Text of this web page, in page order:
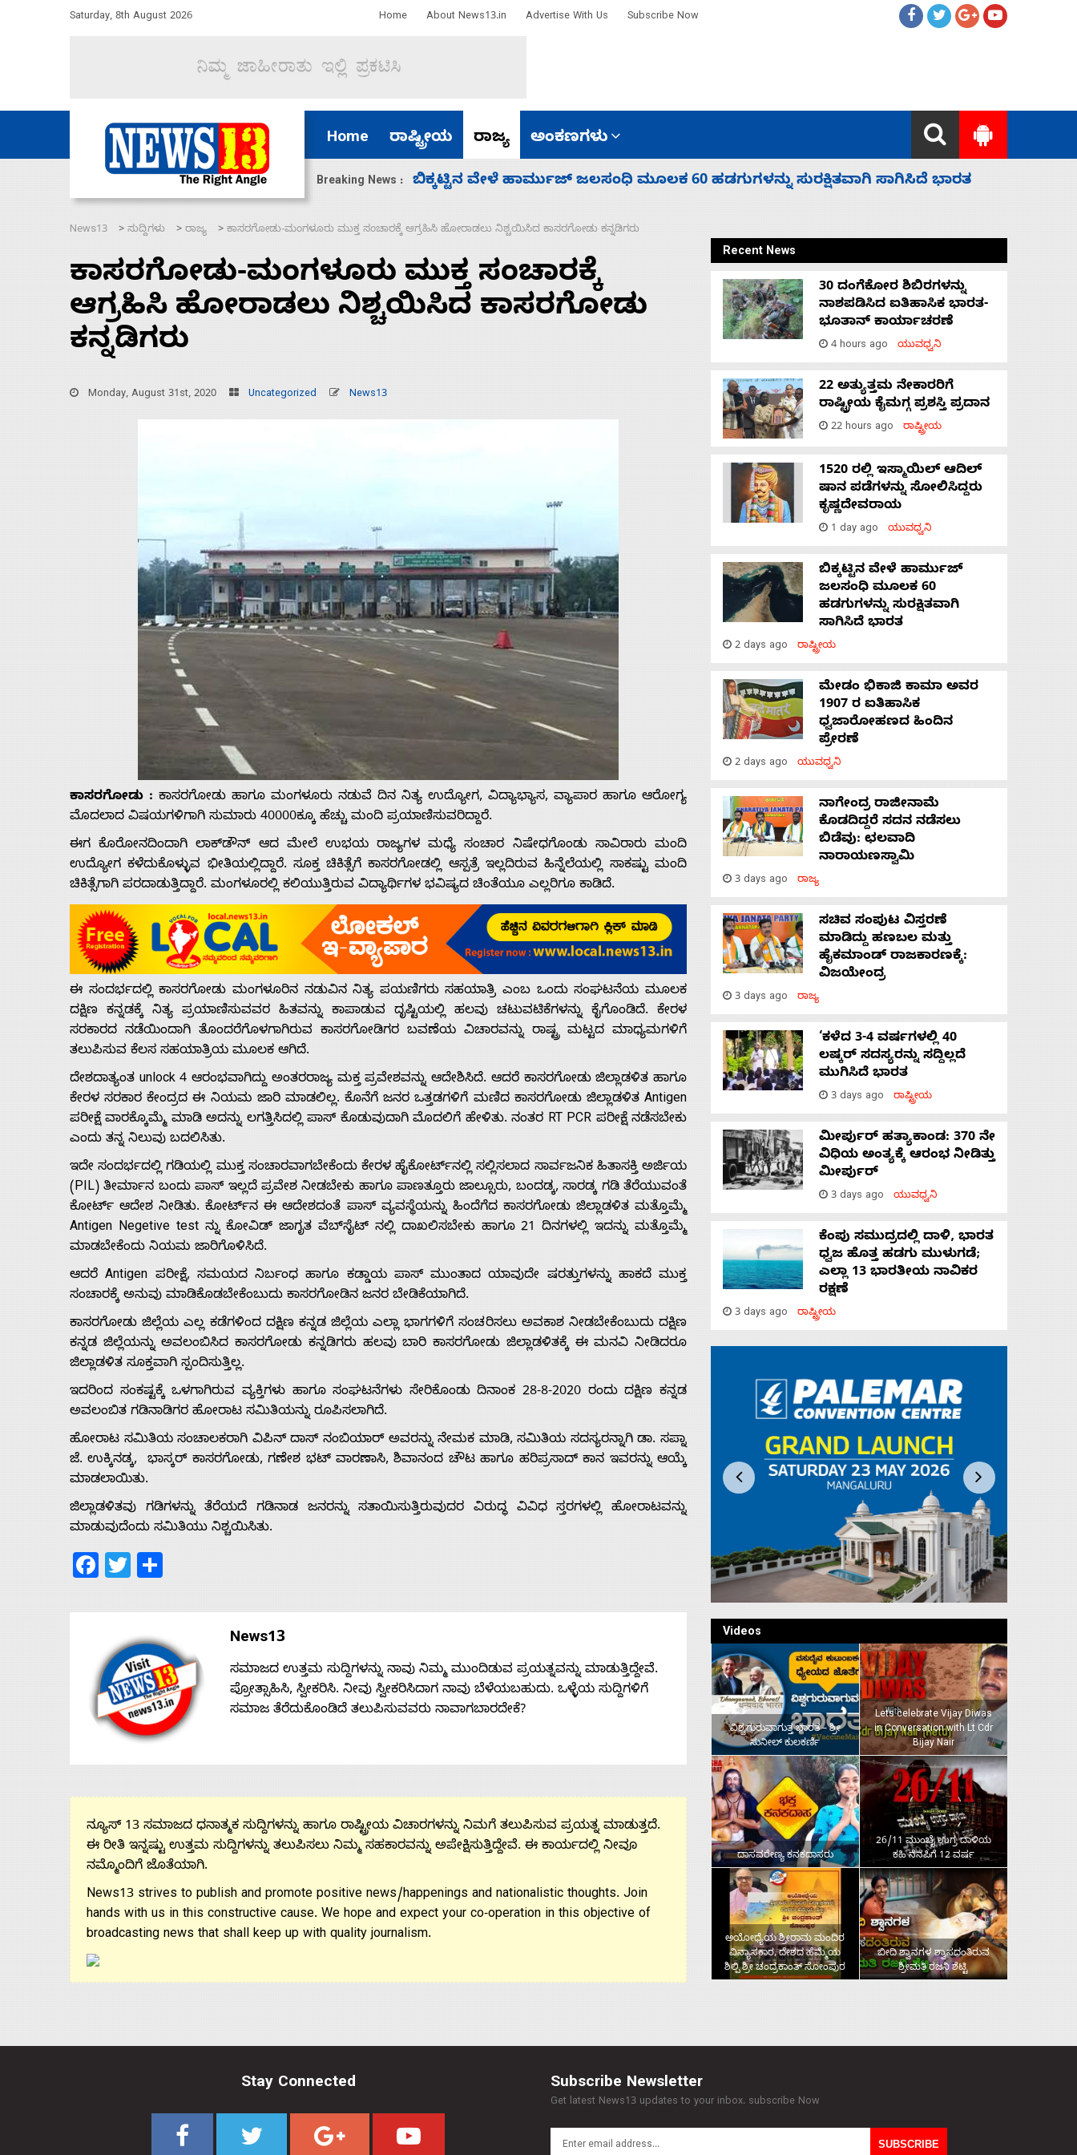
Saturday, 8th August 2026 Home About News13.in Advertise With Us Subscribe Now
Home ರಾಷ್ಟ್ರೀಯ ರಾಜ್ಯ ಅಂಕಣಗಳು
Breaking News :
ಮೂಲಕ 60 ಹಡಗುಗಳನ್ನು ಸುರಕ್ಷಿತವಾಗಿ ಸಾಗಿಸಿದೆ ಭಾರತ ನಾಗೇಂದ್ರ ರಾಜೀನಾಮೆ ಕೊಡದಿದ್ದರೆ ಸದನ ನಡೆಸಲು ಬಿಡೆವು: ಛಲವಾದಿ ನಾರಾಯಣಸ್ವಾಮಿ
Advertise
Contact
News13 > ಸುದ್ದಿಗಳು > ರಾಜ್ಯ > ಕಾಸರಗೋಡು-ಮಂಗಳೂರು ಮುಕ್ತ ಸಂಚಾರಕ್ಕೆ ಆಗ್ರಹಿಸಿ ಹೋರಾಡಲು ನಿಶ್ಚಯಿಸಿದ ಕಾಸರಗೋಡು ಕನ್ನಡಿಗರು
ಕಾಸರಗೋಡು-ಮಂಗಳೂರು ಮುಕ್ತ ಸಂಚಾರಕ್ಕೆ
ಆಗ್ರಹಿಸಿ ಹೋರಾಡಲು ನಿಶ್ಚಯಿಸಿದ ಕಾಸರಗೋಡು
ಕನ್ನಡಿಗರು
Monday, August 31st, 2020 Uncategorized News13
ಕಾಸರಗೋಡು : ಕಾಸರಗೋಡು ಹಾಗೂ ಮಂಗಳೂರು ನಡುವೆ ದಿನ ನಿತ್ಯ ಉದ್ಯೋಗ, ವಿದ್ಯಾಭ್ಯಾಸ, ವ್ಯಾಪಾರ ಹಾಗೂ ಆರೋಗ್ಯ
ಮೊದಲಾದ ವಿಷಯಗಳಿಗಾಗಿ ಸುಮಾರು 40000ಕ್ಕೂ ಹೆಚ್ಚು ಮಂದಿ ಪ್ರಯಾಣಿಸುವರಿದ್ದಾರೆ.
ಈಗ ಕೊರೋನದಿಂದಾಗಿ ಲಾಕ್­ಡೌನ್ ಆದ ಮೇಲೆ ಉಭಯ ರಾಜ್ಯಗಳ ಮಧ್ಯೆ ಸಂಚಾರ ನಿಷೇಧಗೊಂಡು ಸಾವಿರಾರು ಮಂದಿ
ಉದ್ಯೋಗ ಕಳೆದುಕೊಳ್ಳುವ ಭೀತಿಯಲ್ಲಿದ್ದಾರೆ. ಸೂಕ್ತ ಚಿಕಿತ್ಸೆಗೆ ಕಾಸರಗೋಡಲ್ಲಿ ಆಸ್ಪತ್ರೆ ಇಲ್ಲದಿರುವ ಹಿನ್ನೆಲೆಯಲ್ಲಿ ಸಾಕಷ್ಟು ಮಂದಿ
ಚಿಕಿತ್ಸೆಗಾಗಿ ಪರದಾಡುತ್ತಿದ್ದಾರೆ. ಮಂಗಳೂರಲ್ಲಿ ಕಲಿಯುತ್ತಿರುವ ವಿದ್ಯಾರ್ಥಿಗಳ ಭವಿಷ್ಯದ ಚಿಂತೆಯೂ ಎಲ್ಲರಿಗೂ ಕಾಡಿದೆ.
ಈ ಸಂದರ್ಭದಲ್ಲಿ ಕಾಸರಗೋಡು ಮಂಗಳೂರಿನ ನಡುವಿನ ನಿತ್ಯ ಪಯಣಿಗರು ಸಹಯಾತ್ರಿ ಎಂಬ ಒಂದು ಸಂಘಟನೆಯ ಮೂಲಕ
ದಕ್ಷಿಣ ಕನ್ನಡಕ್ಕೆ ನಿತ್ಯ ಪ್ರಯಾಣಿಸುವವರ ಹಿತವನ್ನು ಕಾಪಾಡುವ ದೃಷ್ಟಿಯಲ್ಲಿ ಹಲವು ಚಟುವಟಿಕೆಗಳನ್ನು ಕೈಗೊಂಡಿದೆ. ಕೇರಳ
ಸರಕಾರದ ನಡೆಯಿಂದಾಗಿ ತೊಂದರೆಗೊಳಗಾಗಿರುವ ಕಾಸರಗೋಡಿಗರ ಬವಣೆಯ ವಿಚಾರವನ್ನು ರಾಷ್ಟ್ರ ಮಟ್ಟದ ಮಾಧ್ಯಮಗಳಿಗೆ
ತಲುಪಿಸುವ ಕೆಲಸ ಸಹಯಾತ್ರಿಯ ಮೂಲಕ ಆಗಿದೆ.
ದೇಶದಾತ್ಯಂತ unlock 4 ಆರಂಭವಾಗಿದ್ದು ಅಂತರರಾಜ್ಯ ಮಕ್ತ ಪ್ರವೇಶವನ್ನು‌ ಆದೇಶಿಸಿದೆ. ಆದರೆ ಕಾಸರಗೋಡು ಜಿಲ್ಲಾಡಳಿತ ಹಾಗೂ
ಕೇರಳ ಸರಕಾರ ಕೇಂದ್ರದ ಈ ‌ನಿಯಮ ಜಾರಿ ಮಾಡಲಿಲ್ಲ. ಕೊನೆಗೆ ಜನರ ಒತ್ತಡಗಳಿಗೆ ಮಣಿದ ಕಾಸರಗೋಡು ಜಿಲ್ಲಾಡಳಿತ Antigen
ಪರೀಕ್ಷೆ ವಾರಕ್ಕೊಮ್ಮೆ ಮಾಡಿ ಅದನ್ನು ಲಗತ್ತಿಸಿದಲ್ಲಿ ಪಾಸ್ ಕೊಡುವುದಾಗಿ ಮೊದಲಿಗೆ ಹೇಳಿತು. ನಂತರ RT PCR ಪರೀಕ್ಷೆ ನಡೆಸಬೇಕು
ಎಂದು ತನ್ನ ನಿಲುವು ಬದಲಿಸಿತು.
ಇದೇ ಸಂದರ್ಭದಲ್ಲಿ ಗಡಿಯಲ್ಲಿ ಮುಕ್ತ ಸಂಚಾರವಾಗಬೇಕೆಂದು ಕೇರಳ‌ ಹೈಕೋರ್ಟ್­ನಲ್ಲಿ ಸಲ್ಲಿಸಲಾದ ಸಾರ್ವಜನಿಕ ಹಿತಾಸಕ್ತಿ ಅರ್ಜಿಯ
(PIL) ತೀರ್ಮಾನ ಬಂದು ಪಾಸ್ ಇಲ್ಲದೆ ಪ್ರವೇಶ ನೀಡಬೇಕು ಹಾಗೂ ಪಾಣತ್ತೂರು ಜಾಲ್ಸೂರು, ಬಂದಡ್ಕ, ಸಾರಡ್ಕ ಗಡಿ ತೆರೆಯುವಂತೆ
ಕೋರ್ಟ್ ಆದೇಶ ನೀಡಿತು. ಕೋರ್ಟ್­ನ ಈ ಆದೇಶದಂತೆ ಪಾಸ್ ‌ವ್ಯವಸ್ಥೆಯನ್ನು ಹಿಂದೆಗೆದ ಕಾಸರಗೋಡು ಜಿಲ್ಲಾಡಳಿತ ಮತ್ತೊಮ್ಮೆ
Antigen Negetive test ನ್ನು ಕೋವಿಡ್ ಜಾಗೃತ ವೆಬ್­ಸೈಟ್ ನಲ್ಲಿ ದಾಖಲಿಸಬೇಕು‌ ಹಾಗೂ 21 ದಿನಗಳಲ್ಲಿ ಇದನ್ನು ಮತ್ತೊಮ್ಮೆ
‌ಮಾಡಬೇಕೆಂದು ನಿಯಮ ಜಾರಿಗೊಳಿಸಿದೆ.
ಆದರೆ Antigen ಪರೀಕ್ಷೆ, ಸಮಯದ ನಿರ್ಬಂಧ ಹಾಗೂ ಕಡ್ಡಾಯ ಪಾಸ್ ಮುಂತಾದ ಯಾವುದೇ ಷರತ್ತುಗಳನ್ನು ಹಾಕದೆ ಮುಕ್ತ
ಸಂಚಾರಕ್ಕೆ ಅನುವು ಮಾಡಿಕೊಡಬೇಕೆಂಬುದು ಕಾಸರಗೋಡಿನ ಜನರ ಬೇಡಿಕೆಯಾಗಿದೆ.
ಕಾಸರಗೋಡು ಜಿಲ್ಲೆಯ ಎಲ್ಲ ಕಡೆಗಳಿಂದ ದಕ್ಷಿಣ ಕನ್ನಡ ಜಿಲ್ಲೆಯ ಎಲ್ಲಾ ಭಾಗಗಳಿಗೆ ಸಂಚರಿಸಲು ಅವಕಾಶ ನೀಡಬೇಕೆಂಬುದು ದಕ್ಷಿಣ
ಕನ್ನಡ ಜಿಲ್ಲೆಯನ್ನು ಅವಲಂಬಿಸಿದ ಕಾಸರಗೋಡು ಕನ್ನಡಿಗರು ಹಲವು ಬಾರಿ ಕಾಸರಗೋಡು ಜಿಲ್ಲಾಡಳಿತಕ್ಕೆ ಈ ಮನವಿ ನೀಡಿದರೂ
ಜಿಲ್ಲಾಡಳಿತ ಸೂಕ್ತವಾಗಿ ಸ್ಪಂದಿಸುತ್ತಿಲ್ಲ.
ಇದರಿಂದ ಸಂಕಷ್ಟಕ್ಕೆ ಒಳಗಾಗಿರುವ ವ್ಯಕ್ತಿಗಳು ಹಾಗೂ ಸಂಘಟನೆಗಳು ಸೇರಿಕೊಂಡು ದಿನಾಂಕ 28-8-2020 ರಂದು ದಕ್ಷಿಣ ಕನ್ನಡ‌
ಅವಲಂಬಿತ ಗಡಿನಾಡಿಗರ ಹೋರಾಟ ಸಮಿತಿಯನ್ನು ರೂಪಿಸಲಾಗಿದೆ.
ಹೋರಾಟ ಸಮಿತಿಯ ಸಂಚಾಲಕರಾಗಿ ವಿಪಿನ್ ದಾಸ್ ನಂಬಿಯಾರ್ ಅವರನ್ನು ನೇಮಕ ಮಾಡಿ, ಸಮಿತಿಯ ಸದಸ್ಯರನ್ನಾಗಿ ಡಾ. ಸಪ್ನಾ
ಜೆ. ಉಕ್ಕಿನಡ್ಕ, ಭಾಸ್ಕರ್ ಕಾಸರಗೋಡು, ಗಣೇಶ ಭಟ್ ವಾರಣಾಸಿ, ಶಿವಾನಂದ ಚೌಟ ಹಾಗೂ ಹರಿಪ್ರಸಾದ್ ಕಾನ ಇವರನ್ನು ಆಯ್ಕೆ
ಮಾಡಲಾಯಿತು.
ಜಿಲ್ಲಾಡಳಿತವು ಗಡಿಗಳನ್ನು ತೆರೆಯದೆ ಗಡಿನಾಡ ಜನರನ್ನು ಸತಾಯಿಸುತ್ತಿರುವುದರ ವಿರುದ್ಧ ವಿವಿಧ ಸ್ತರಗಳಲ್ಲಿ ಹೋರಾಟವನ್ನು
ಮಾಡುವುದೆಂದು ಸಮಿತಿಯು ನಿಶ್ಚಯಿಸಿತು.
Facebook
Twitter
News13
ಸಮಾಜದ ಉತ್ತಮ ಸುದ್ದಿಗಳನ್ನು ನಾವು ನಿಮ್ಮ ಮುಂದಿಡುವ ಪ್ರಯತ್ನವನ್ನು ಮಾಡುತ್ತಿದ್ದೇವೆ.
ಪ್ರೋತ್ಸಾಹಿಸಿ, ಸ್ವೀಕರಿಸಿ. ನೀವು ಸ್ವೀಕರಿಸಿದಾಗ ನಾವು ಬೆಳೆಯಬಹುದು. ಒಳ್ಳೆಯ ಸುದ್ದಿಗಳಿಗೆ
ಸಮಾಜ ತೆರೆದುಕೊಂಡಿದೆ ತಲುಪಿಸುವವರು ನಾವಾಗಬಾರದೇಕೆ?
ನ್ಯೂಸ್ 13 ಸಮಾಜದ ಧನಾತ್ಮಕ ಸುದ್ದಿಗಳನ್ನು ಹಾಗೂ ರಾಷ್ಟ್ರೀಯ ವಿಚಾರಗಳನ್ನು ನಿಮಗೆ ತಲುಪಿಸುವ ಪ್ರಯತ್ನ ಮಾಡುತ್ತದೆ.
ಈ ರೀತಿ ಇನ್ನಷ್ಟು ಉತ್ತಮ ಸುದ್ದಿಗಳನ್ನು ತಲುಪಿಸಲು ನಿಮ್ಮ ಸಹಕಾರವನ್ನು ಅಪೇಕ್ಷಿಸುತ್ತಿದ್ದೇವೆ. ಈ ಕಾರ್ಯದಲ್ಲಿ ನೀವೂ
ನಮ್ಮೊಂದಿಗೆ ಜೊತೆಯಾಗಿ.
News13 strives to publish and promote positive news/happenings and nationalistic thoughts. Join
hands with us in this constructive cause. We hope and expect your co-operation in this objective of
broadcasting news that shall keep up with quality journalism.
Recent News
30 ದಂಗೆಕೋರ ಶಿಬಿರಗಳನ್ನು
ನಾಶಪಡಿಸಿದ ಐತಿಹಾಸಿಕ ಭಾರತ-
ಭೂತಾನ್ ಕಾರ್ಯಾಚರಣೆ
4 hours ago ಯುವಧ್ವನಿ
22 ಅತ್ಯುತ್ತಮ ನೇಕಾರರಿಗೆ
ರಾಷ್ಟ್ರೀಯ ಕೈಮಗ್ಗ ಪ್ರಶಸ್ತಿ ಪ್ರದಾನ
22 hours ago ರಾಷ್ಟ್ರೀಯ
1520 ರಲ್ಲಿ ಇಸ್ಮಾಯಿಲ್ ಆದಿಲ್
ಷಾನ ಪಡೆಗಳನ್ನು ಸೋಲಿಸಿದ್ದರು
ಕೃಷ್ಣದೇವರಾಯ
1 day ago ಯುವಧ್ವನಿ
ಬಿಕ್ಕಟ್ಟಿನ ವೇಳೆ ಹಾರ್ಮುಜ್
ಜಲಸಂಧಿ ಮೂಲಕ 60
ಹಡಗುಗಳನ್ನು ಸುರಕ್ಷಿತವಾಗಿ
ಸಾಗಿಸಿದೆ ಭಾರತ
2 days ago ರಾಷ್ಟ್ರೀಯ
ಮೇಡಂ ಭಿಕಾಜಿ ಕಾಮಾ ಅವರ
1907 ರ ಐತಿಹಾಸಿಕ
ಧ್ವಜಾರೋಹಣದ ಹಿಂದಿನ
ಪ್ರೇರಣೆ
2 days ago ಯುವಧ್ವನಿ
ನಾಗೇಂದ್ರ ರಾಜೀನಾಮೆ
ಕೊಡದಿದ್ದರೆ ಸದನ ನಡೆಸಲು
ಬಿಡೆವು: ಛಲವಾದಿ
ನಾರಾಯಣಸ್ವಾಮಿ
3 days ago ರಾಜ್ಯ
ಸಚಿವ ಸಂಪುಟ ವಿಸ್ತರಣೆ
ಮಾಡಿದ್ದು ಹಣಬಲ ಮತ್ತು
ಹೈಕಮಾಂಡ್ ರಾಜಕಾರಣಕ್ಕೆ:
ವಿಜಯೇಂದ್ರ
3 days ago ರಾಜ್ಯ
‘ಕಳೆದ 3-4 ವರ್ಷಗಳಲ್ಲಿ 40
ಲಷ್ಕರ್ ಸದಸ್ಯರನ್ನು ಸದ್ದಿಲ್ಲದೆ
ಮುಗಿಸಿದೆ ಭಾರತ
3 days ago ರಾಷ್ಟ್ರೀಯ
ಮೀರ್ಪುರ್ ಹತ್ಯಾಕಾಂಡ: 370 ನೇ
ವಿಧಿಯ ಅಂತ್ಯಕ್ಕೆ ಆರಂಭ ನೀಡಿತ್ತು
ಮೀರ್ಪುರ್
3 days ago ಯುವಧ್ವನಿ
ಕೆಂಪು ಸಮುದ್ರದಲ್ಲಿ ದಾಳಿ, ಭಾರತ
ಧ್ವಜ ಹೊತ್ತ ಹಡಗು ಮುಳುಗಡೆ;
ಎಲ್ಲಾ 13 ಭಾರತೀಯ ನಾವಿಕರ
ರಕ್ಷಣೆ
3 days ago ರಾಷ್ಟ್ರೀಯ
Videos
ವಿಶ್ವಗುರುವಾಗುತ್ತ ಭಾರತ – ಶ್ರೀ
ಸುನೀಲ್‌ ಕುಲಕರ್ಣಿ
Lets celebrate Vijay Diwas
in Conversation with Lt Cdr
Bijay Nair
ದಾಸವರೇಣ್ಯ ಕನಕದಾಸರು
26/11 ಮುಂಬೈ ಉಗ್ರ ದಾಳಿಯ
ಕಹಿ ನೆನಪಿಗೆ 12 ವರ್ಷ
ಅಯೋಧ್ಯೆಯ ಶ್ರೀರಾಮ ಮಂದಿರ
ವಿನ್ಯಾಸಕಾರ, ದೇಶದ ಹೆಮ್ಮೆಯ
ಶಿಲ್ಪಿ ಶ್ರೀ ಚಂದ್ರಕಾಂತ್‌ ಸೋಂಪುರ
ಬೀದಿ ಶ್ವಾನಗಳ ಶ್ವಾಸದಂತಿರುವ
ಶ್ರೀಮತಿ ರಜನಿ ಶೆಟ್ಟಿ
Stay Connected Subscribe Newsletter
Get latest News13 updates to your inbox. subscribe Now